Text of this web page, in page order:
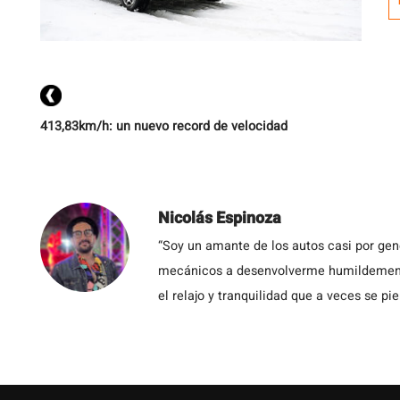
413,83km/h: un nuevo record de velocidad
Nicolás Espinoza
“Soy un amante de los autos casi por
mecánicos a desenvolverme
el relajo y tranquilidad que a veces se